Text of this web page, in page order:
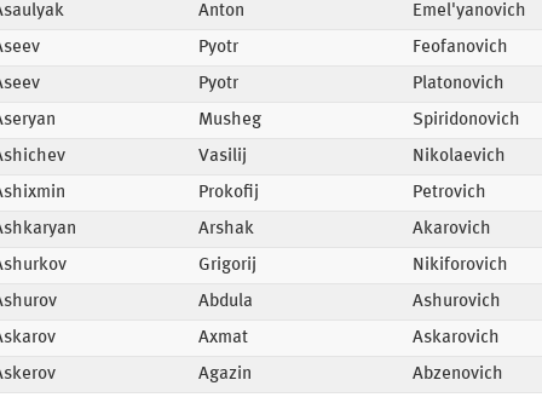
Anton
Emel'yanovich
Pyotr
Feofanovich
Pyotr
Platonovich
Musheg
Spiridonovich
Vasilij
Nikolaevich
Prokofij
Petrovich
Arshak
Akarovich
Grigorij
Nikiforovich
Abdula
Ashurovich
Axmat
Askarovich
Agazin Abzenovich